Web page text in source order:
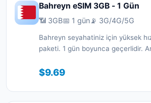
Bahreyn eSIM 3GB - 1 Gün
📶 3GB📅 1 gün📡 3G/4G/5G
Bahreyn seyahatiniz için yüksek
paketi. 1 gün boyunca geçerlidir.
$9.69